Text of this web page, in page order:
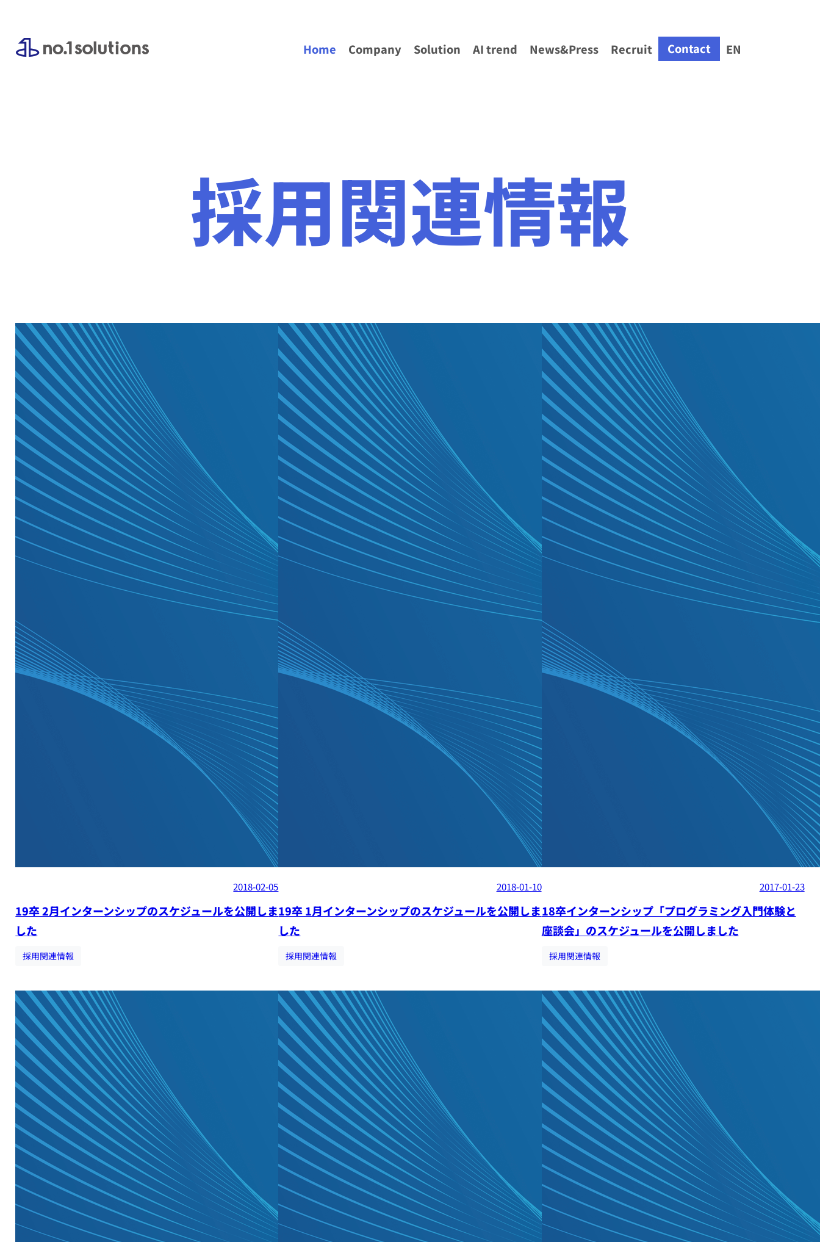
Home Company Solution AI trend News&Press Recruit Contact EN
採用関連情報
2018-02-05
19卒 2月インターンシップのスケジュールを公開しま
した
採用関連情報
2018-01-10
19卒 1月インターンシップのスケジュールを公開しま
した
採用関連情報
2017-01-23
18卒インターンシップ「プログラミング入門体験と
座談会」のスケジュールを公開しました
採用関連情報